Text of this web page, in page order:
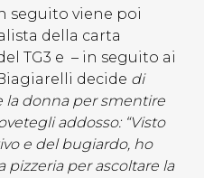
seguito viene poi
della carta
TG3 e – in seguito ai
decide di
donna per smentire
addosso: “Visto
e del bugiardo, ho
pizzeria per ascoltare la